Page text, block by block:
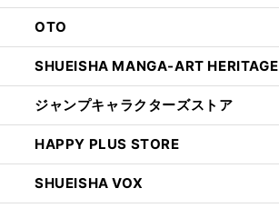
OTO
SHUEISHA MANGA-ART HERITAGE
ジャンプキャラクターズストア
HAPPY PLUS STORE
SHUEISHA VOX